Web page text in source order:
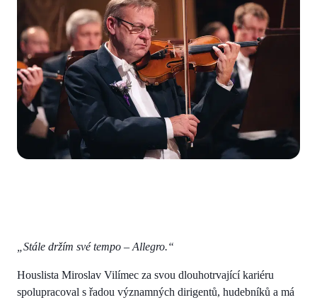
„Stále držím své tempo – Allegro.“
Houslista Miroslav Vilímec za svou dlouhotrvající kariéru
spolupracoval s řadou významných dirigentů, hudebníků a má